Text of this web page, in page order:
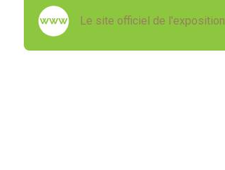
Le site officiel de l'exposition